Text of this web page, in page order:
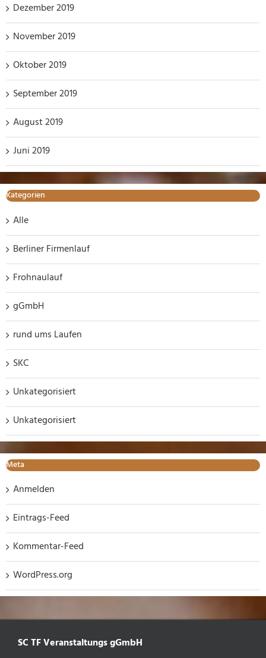
Dezember 2019
November 2019
Oktober 2019
September 2019
August 2019
Juni 2019
Kategorien
Alle
Berliner Firmenlauf
Frohnaulauf
gGmbH
rund ums Laufen
SKC
Unkategorisiert
Unkategorisiert
Meta
Anmelden
Eintrags-Feed
Kommentar-Feed
WordPress.org
SC TF Veranstaltungs gGmbH